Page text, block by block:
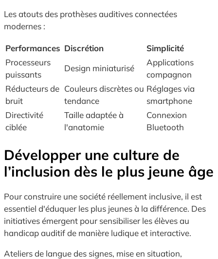
Les atouts des prothèses auditives connectées
modernes :
Performances Discrétion
Simplicité
Processeurs
puissants
Design miniaturisé
Applications
compagnon
Réducteurs de
bruit
Couleurs discrètes ou
tendance
Réglages via
smartphone
Directivité
ciblée
Taille adaptée à
l'anatomie
Connexion
Bluetooth
Développer une culture de
l’inclusion dès le plus jeune âge
Pour construire une société réellement inclusive, il est
essentiel d'éduquer les plus jeunes à la différence. Des
initiatives émergent pour sensibiliser les élèves au
handicap auditif de manière ludique et interactive.
Ateliers de langue des signes, mise en situation,